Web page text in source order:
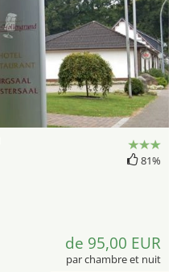
81%
de 95,00 EUR
par chambre et nuit